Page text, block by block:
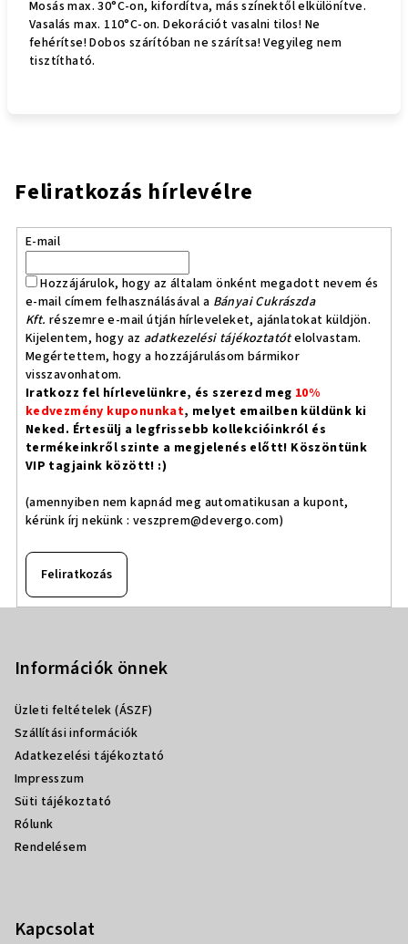
Mosás max. 30°C-on, kifordítva, más színektől elkülönítve.
Vasalás max. 110°C-on. Dekorációt vasalni tilos! Ne
fehérítse! Dobos szárítóban ne szárítsa! Vegyileg nem
tisztítható.
Feliratkozás hírlevélre
E-mail
Hozzájárulok, hogy az általam önként megadott nevem és
e-mail címem felhasználásával a Bányai Cukrászda
Kft. részemre e-mail útján hírleveleket, ajánlatokat küldjön.
Kijelentem, hogy az adatkezelési tájékoztatótelolvastam.
Megértettem, hogy a hozzájárulásom bármikor
visszavonhatom.
Iratkozz fel hírlevelünkre, és szerezd meg 10%
kedvezmény kuponunkat, melyet emailben küldünk ki
Neked. Értesülj a legfrissebb kollekcióinkról és
termékeinkről szinte a megjelenés előtt! Köszöntünk
VIP tagjaink között! :)
(amennyiben nem kapnád meg automatikusan a kupont,
kérünk írj nekünk : veszprem@devergo.com)
Feliratkozás
Információk önnek
Üzleti feltételek (ÁSZF)
Szállítási információk
Adatkezelési tájékoztató
Impresszum
Süti tájékoztató
Rólunk
Rendelésem
Kapcsolat